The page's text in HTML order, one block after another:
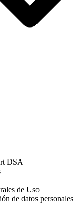
DSA
de Uso
de datos personales